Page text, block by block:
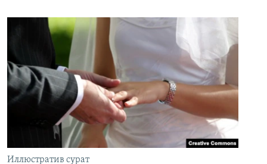
Иллюстратив сурат